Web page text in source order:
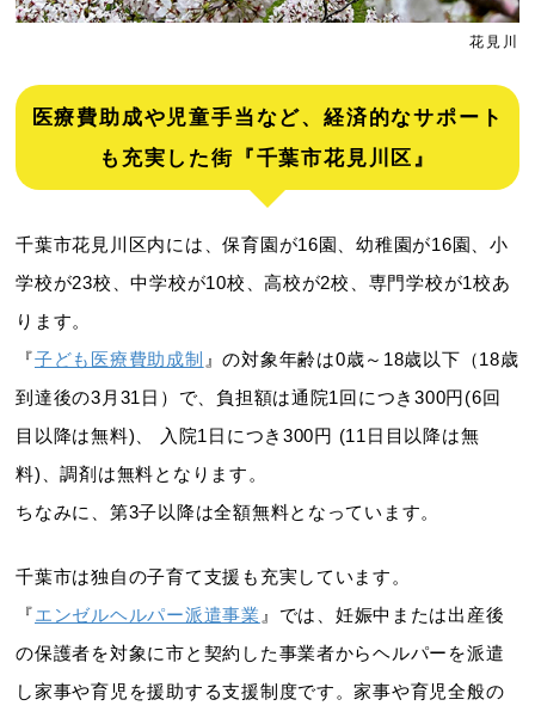
花見川
医療費助成や児童手当など、経済的なサポート
も充実した街『千葉市花見川区』
千葉市花見川区内には、保育園が16園、幼稚園が16園、小
学校が23校、中学校が10校、高校が2校、専門学校が1校あ
ります。
『子ども医療費助成制 』の対象年齢は0歳～18歳以下（18歳
到達後の3月31日）で、負担額は通院1回につき300円(6回
目以降は無料)、 入院1日につき300円 (11日目以降は無
料)、調剤は無料となります。
ちなみに、第3子以降は全額無料となっています。
千葉市は独自の子育て支援も充実しています。
『エンゼルヘルパー派遣事業 』では、妊娠中または出産後
の保護者を対象に市と契約した事業者からヘルパーを派遣
し家事や育児を援助する支援制度です。家事や育児全般の